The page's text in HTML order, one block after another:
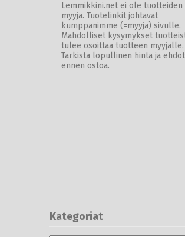
Lemmikkini.net ei ole tuotteiden
myyjä. Tuotelinkit johtavat
kumppanimme (=myyjä) sivulle.
Mahdolliset kysymykset
tulee osoittaa tuotteen myyjälle.
Tarkista lopullinen hinta ja ehdot
ennen ostoa.
Kategoriat